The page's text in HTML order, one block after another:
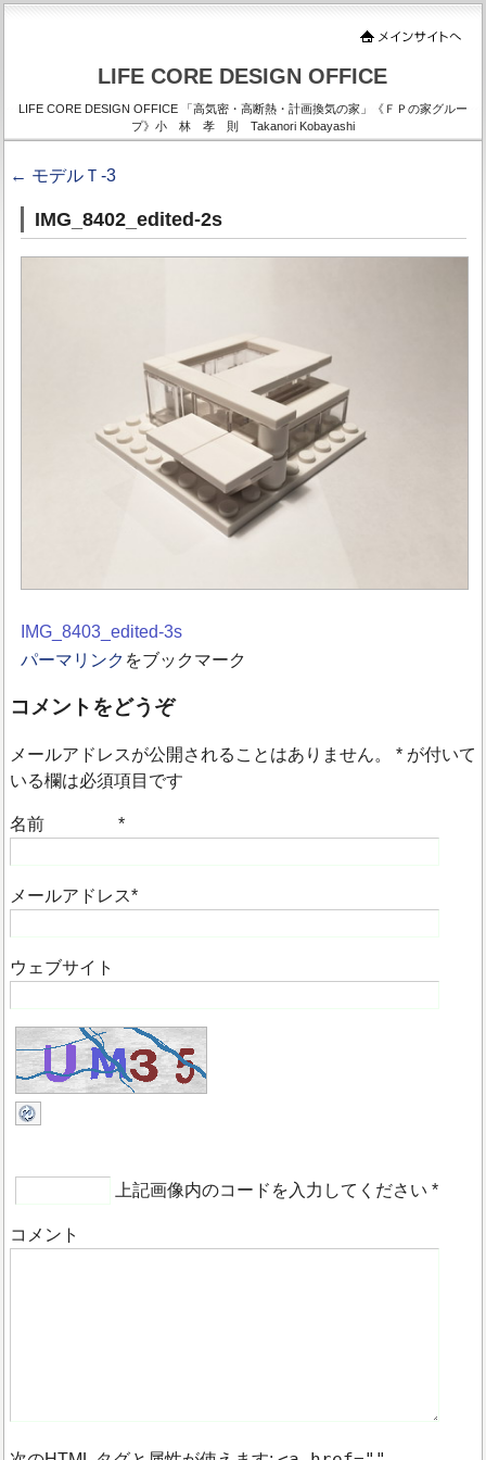
LIFE CORE DESIGN OFFICE
LIFE CORE DESIGN OFFICE 「高気密・高断熱・計画換気の家」《ＦＰの家グルー
プ》小 林 孝 則 Takanori Kobayashi
← モデルＴ-3
IMG_8402_edited-2s
IMG_8403_edited-3s
パーマリンク をブックマーク
コメントをどうぞ
メールアドレスが公開されることはありません。* が付いて
いる欄は必須項目です
名前 *
メールアドレス*
ウェブサイト
上記画像内のコードを入力してください *
コメント